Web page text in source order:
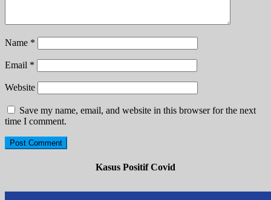
Name *
Email *
Website
Save my name, email, and website in this browser for the next
time I comment.
Kasus Positif Covid